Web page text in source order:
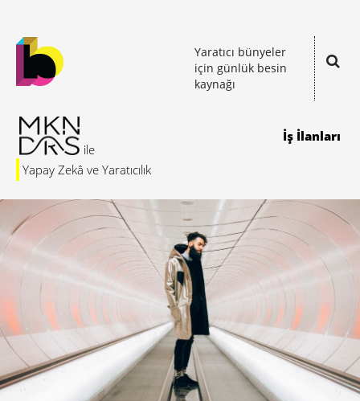
Yaratıcı bünyeler
için günlük besin
kaynağı
Yapay Zekâ ve Yaratıcılık
İş İlanları